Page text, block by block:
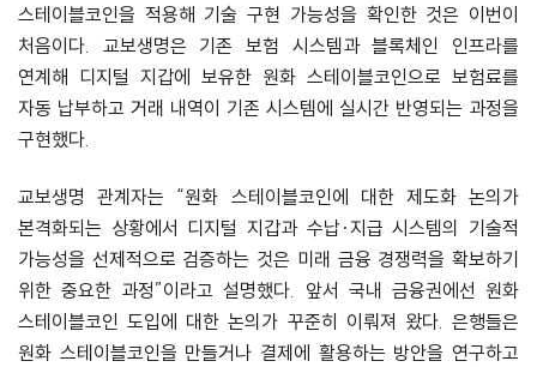
스테이블코인을 적용해 기술 구현 가능성을 확인한 것은 이번이
처음이다. 교보생명은 기존 보험 시스템과 블록체인 인프라를
연계해 디지털 지갑에 보유한 원화 스테이블코인으로 보험료를
자동 납부하고 거래 내역이 기존 시스템에 실시간 반영되는 과정을
구현했다.
교보생명 관계자는 “원화 스테이블코인에 대한 제도화 논의가
본격화되는 상황에서 디지털 지갑과 수납·지급 시스템의 기술적
가능성을 선제적으로 검증하는 것은 미래 금융 경쟁력을 확보하기
위한 중요한 과정”이라고 설명했다. 앞서 국내 금융권에선 원화
스테이블코인 도입에 대한 논의가 꾸준히 이뤄져 왔다. 은행들은
원화 스테이블코인을 만들거나 결제에 활용하는 방안을 연구하고